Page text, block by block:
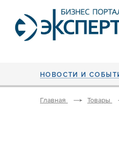
НОВОСТИ И
Главная Товары